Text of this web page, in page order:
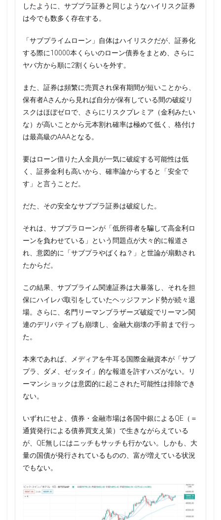
したように、サブプラ証券と同じようなハイリスク証券
は今でも数多く存在する。
「サブプライムローン」自体はハイリスクだが、証券化
する際に10000本くらいのローン債券をまとめ、さらに
ヤバ方から順に2割くらいを外す。
また、証券は頻繁に売買され保有期間が短いことから、
保有者Aさんから見れば自分が保有している間の破綻リ
スクはほぼゼロで、さらにリスクプレミア（金利みたい
な）が高いことから元本割れ確率は極めて低く、格付け
は最高級のAAAとなる。
要はローン借りた人全員が一気に破綻する可能性は低
く、証券金利も高いから、確率論からすると「安全で
す」と言うことだ。
だた、その安全なサブプラ証券は破綻した。
それは、サブプラローンが「低所得者を騙して高金利ロ
ーンを負わせている」という問題点が大々的に報道さ
れ、意図的に「サブプラやばくね？」と世論が扇動され
たからだ。
この結果、サブプライム関連証券は大暴落し、それを担
保にハイレバ取引をしていたヘッジファンド勢が続々退
場。さらに、名門リーマンブラザーズ破綻でリーマン関
連のデリバティブも崩壊し、金融大崩壊の手前まで行っ
た。
本来であれば、メディアを牛耳る国際金融資本が「サブ
プラ、ダメ、ゼッタイ」的な報道を許すハズがない。リ
ーマンショックは意図的に起こされた可能性は排除でき
ない。
いずれにせよ、債券・金融市場は各国中銀によるQE（＝
通貨発行による債券買支え策）で生きながらえている
が、QE無しにはニッチもサッチも行かない。しかも、大
量の国債が発行されているものの、富が増えている状況
でもない。